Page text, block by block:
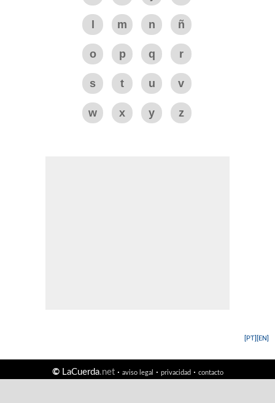
m n ñ
o p q r
s t u v
w x y z
[EN]
[PT]
©LaCuerda.net· aviso legal · privacidad· contacto